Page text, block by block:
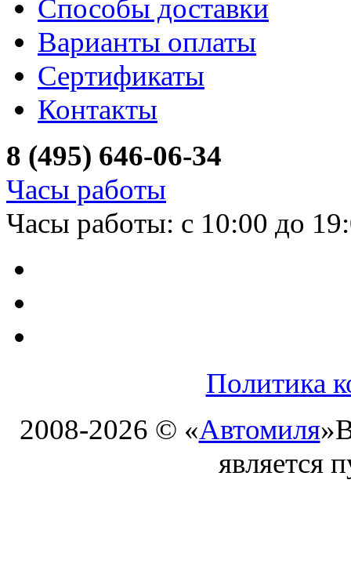
Способы доставки
Варианты оплаты
Сертификаты
Контакты
8 (495) 646-06-34
Часы работы
Часы работы: с 10:00 до
Политика
2008-2026 © «Автомиля»
является